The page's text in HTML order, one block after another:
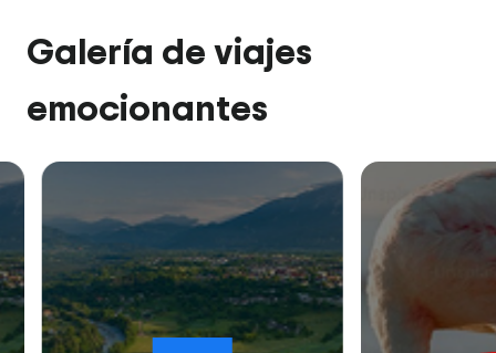
Galería de viajes
emocionantes